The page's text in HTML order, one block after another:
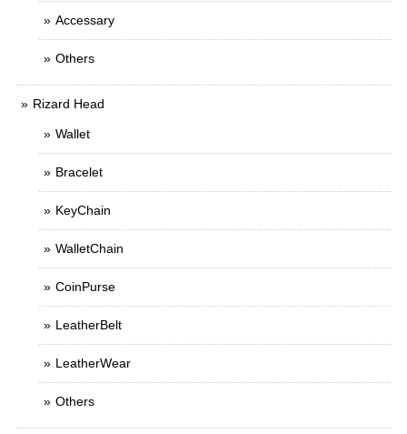
Accessary
Others
Rizard Head
Wallet
Bracelet
KeyChain
WalletChain
CoinPurse
LeatherBelt
LeatherWear
Others